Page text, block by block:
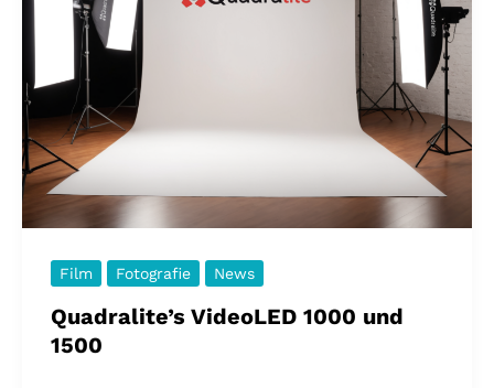
Film Fotografie News
Quadralite’s VideoLED 1000 und
1500